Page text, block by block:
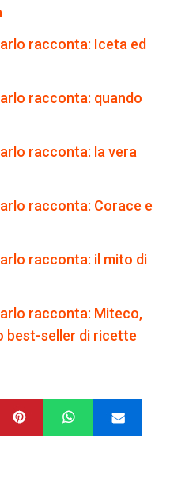
racconta: Iceta ed
racconta: quando
racconta: la vera
racconta: Corace e
racconta: il mito di
racconta: Miteco,
best-seller di ricette